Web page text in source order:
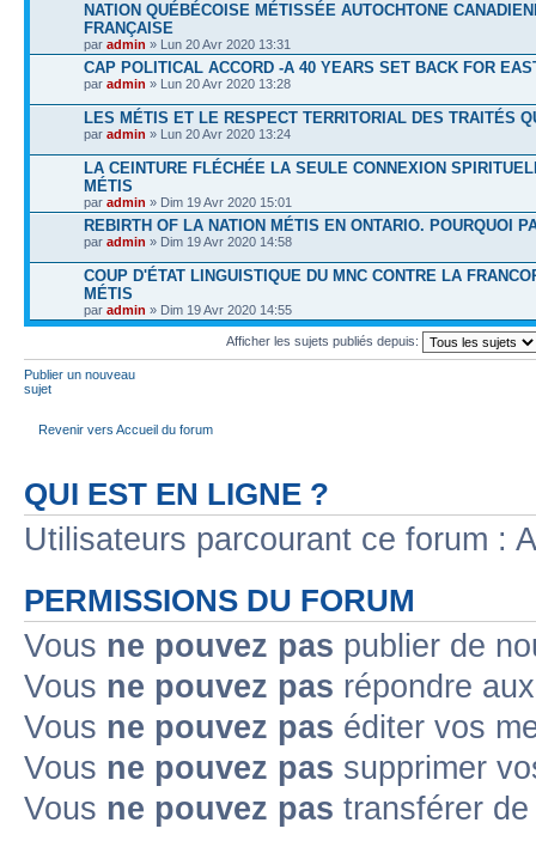
NATION QUÉBÉCOISE MÉTISSÉE AUTOCHTONE
FRANÇAISE
par admin » Lun 20 Avr 2020 13:31
CAP POLITICAL ACCORD -A 40 YEARS SET BACK FOR
par admin » Lun 20 Avr 2020 13:28
LES MÉTIS ET LE RESPECT TERRITORIAL DES TRAITÉS
par admin » Lun 20 Avr 2020 13:24
LA CEINTURE FLÉCHÉE LA SEULE CONNEXION
MÉTIS
par admin » Dim 19 Avr 2020 15:01
REBIRTH OF LA NATION MÉTIS EN ONTARIO. POURQUOI
par admin » Dim 19 Avr 2020 14:58
COUP D'ÉTAT LINGUISTIQUE DU MNC CONTRE LA
MÉTIS
par admin » Dim 19 Avr 2020 14:55
Afficher les sujets publiés depuis:
Publier un nouveau
sujet
Revenir vers Accueil du forum
QUI EST EN LIGNE ?
Utilisateurs parcourant ce forum :
PERMISSIONS DU FORUM
Vous ne pouvez pas publier de
Vous ne pouvez pas répondre
Vous ne pouvez pas éditer vos
Vous ne pouvez pas supprimer
Vous ne pouvez pas transférer